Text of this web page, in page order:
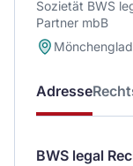
Sozietät BWS
Partner mbB
Adresse
BWS legal